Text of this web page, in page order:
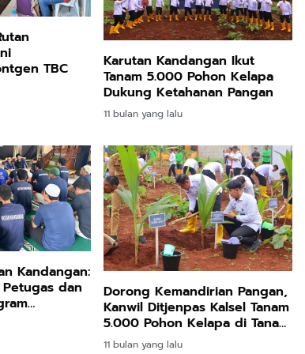
TBC
Karutan Kandangan Ikut
Tanam 5.000 Pohon Kelapa
Dukung Ketahanan Pangan
11 bulan yang lalu
Kandangan:
dan
Dorong Kemandirian Pangan,
Kanwil Ditjenpas Kalsel Tanam
5.000 Pohon Kelapa di Tanah
Laut
11 bulan yang lalu
Phylon
Dan
Pria
Dan
Big Size
Isi Hadiah Ulang
Tahun
EAU DE
BUY 1
SPRAY
LAMA
Rp282.667
DBS 8899 G Plus
Shock Belakang
Motor Matic
Xride Soulgt
MioM3 Mio
Smile Beat
Scoopy Genio
Vario Fi Xeon
Fazzio Vario
125/150
Shopee
Rp77.557
Jas Hujan Pria
Wanita Dewasa
Setelan Jaket
Celana Tebal
Aimon
Shopee